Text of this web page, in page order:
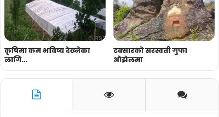
कृषिमा कम भविष्य देख्नेका
लागि…
टक्सारको सरस्वती गुफा
ओझेलमा